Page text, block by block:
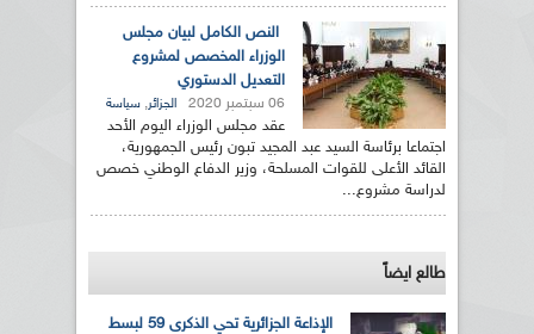
النص الكامل لبيان مجلس
الوزراء المخصص لمشروع
التعديل الدستوري
06 سبتمبر 2020 الجزائر, سياسة
عقد مجلس الوزراء اليوم الأحد
اجتماعا برئاسة السيد عبد المجيد تبون رئيس الجمهورية،
القائد الأعلى للقوات المسلحة، وزير الدفاع الوطني خصص
لدراسة مشروع...
طالع ايضاً
الإذاعة الجزائرية تحي الذكرى 59 لبسط